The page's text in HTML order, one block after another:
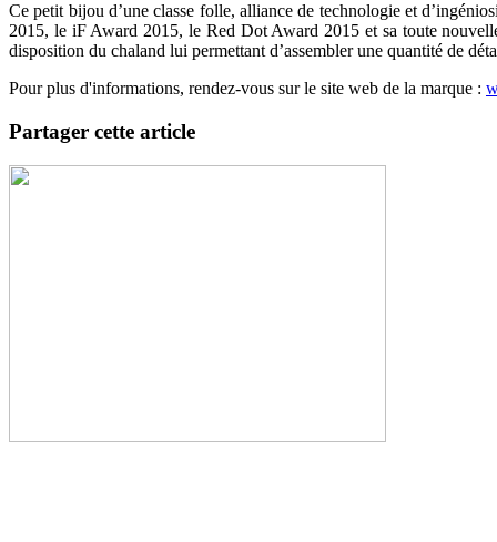
Ce petit bijou d’une classe folle, alliance de technologie et
2015, le iF Award 2015, le Red Dot Award 2015 et sa toute
disposition du chaland lui permettant d’assembler une quantité de
Pour plus d'informations, rendez-vous sur le site web de la marque :
Partager cette article